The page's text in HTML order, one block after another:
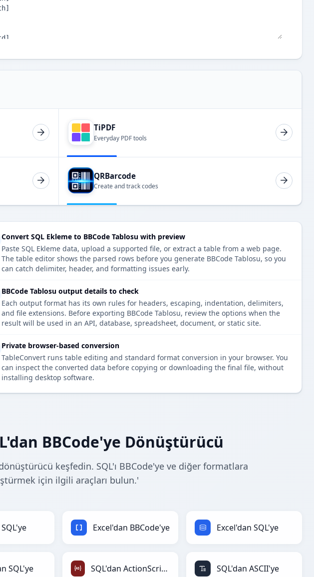
TiPDF
Everyday PDF tools
QRBarcode
Create and track codes
Convert SQL Ekleme to BBCode Tablosu with preview
Paste SQL Ekleme data, upload a supported file, or extract a table from a web page.
The table editor shows the parsed rows before you generate BBCode Tablosu, so you
can catch delimiter, header, and formatting issues early.
BBCode Tablosu output details to check
Each output format has its own rules for headers, escaping, indentation, delimiters,
and file extensions. Before exporting BBCode Tablosu, review the options when the
result will be used in an API, database, spreadsheet, document, or static site.
Private browser-based conversion
TableConvert runs table editing and standard format conversion in your browser. You
can inspect the converted data before copying or downloading the final file, without
installing desktop software.
BBCode'ye Dönüştürücü
keşfedin. SQL'ı BBCode'ye ve diğer formatlara
için ilgili araçları bulun.'
Excel'dan BBCode'ye Excel'dan SQL'ye
SQL'ye SQL'dan ActionScript'ye SQL'dan ASCII'ye